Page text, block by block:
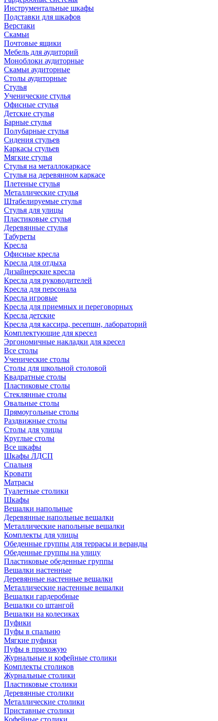
Инструментальные шкафы
Подставки для шкафов
Верстаки
Скамьи
Почтовые ящики
Мебель для аудиторий
Моноблоки аудиторные
Скамьи аудиторные
Столы аудиторные
Стулья
Ученические стулья
Офисные стулья
Детские стулья
Барные стулья
Полубарные стулья
Сидения стульев
Каркасы стульев
Мягкие стулья
Стулья на металлокаркасе
Стулья на деревянном каркасе
Плетеные стулья
Металлические стулья
Штабелируемые стулья
Стулья для улицы
Пластиковые стулья
Деревянные стулья
Табуреты
Кресла
Офисные кресла
Кресла для отдыха
Дизайнерские кресла
Кресла для руководителей
Кресла для персонала
Кресла игровые
Кресла для приемных и переговорных
Кресла детские
Кресла для кассира, ресепшн, лабораторий
Комплектующие для кресел
Эргономичные накладки для кресел
Все столы
Ученические столы
Столы для школьной столовой
Квадратные столы
Пластиковые столы
Стеклянные столы
Овальные столы
Прямоугольные столы
Раздвижные столы
Столы для улицы
Круглые столы
Все шкафы
Шкафы ЛДСП
Спальня
Кровати
Матрасы
Туалетные столики
Шкафы
Вешалки напольные
Деревянные напольные вешалки
Металлические напольные вешалки
Комплекты для улицы
Обеденные группы для террасы и веранды
Обеденные группы на улицу
Пластиковые обеденные группы
Вешалки настенные
Деревянные настенные вешалки
Металлические настенные вешалки
Вешалки гардеробные
Вешалки со штангой
Вешалки на колесиках
Пуфики
Пуфы в спальню
Мягкие пуфики
Пуфы в прихожую
Журнальные и кофейные столики
Комплекты столиков
Журнальные столики
Пластиковые столики
Деревянные столики
Металлические столики
Приставные столики
Кофейные столики